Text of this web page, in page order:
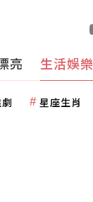
亮 生活娛樂
星座生肖